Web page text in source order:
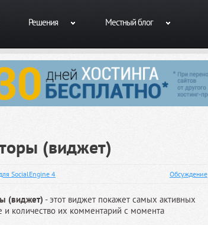
Решения Местный блог
(виджет)
SocialEngine 4 Обсуждение
(виджет) - этот виджет покажет самых активных
и количество их комментарий с момента